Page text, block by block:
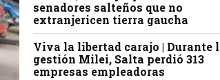
senadores salteños que no
extranjericen tierra gaucha
Viva la libertad carajo | Durante
gestión Milei, Salta perdió 313
empresas empleadoras